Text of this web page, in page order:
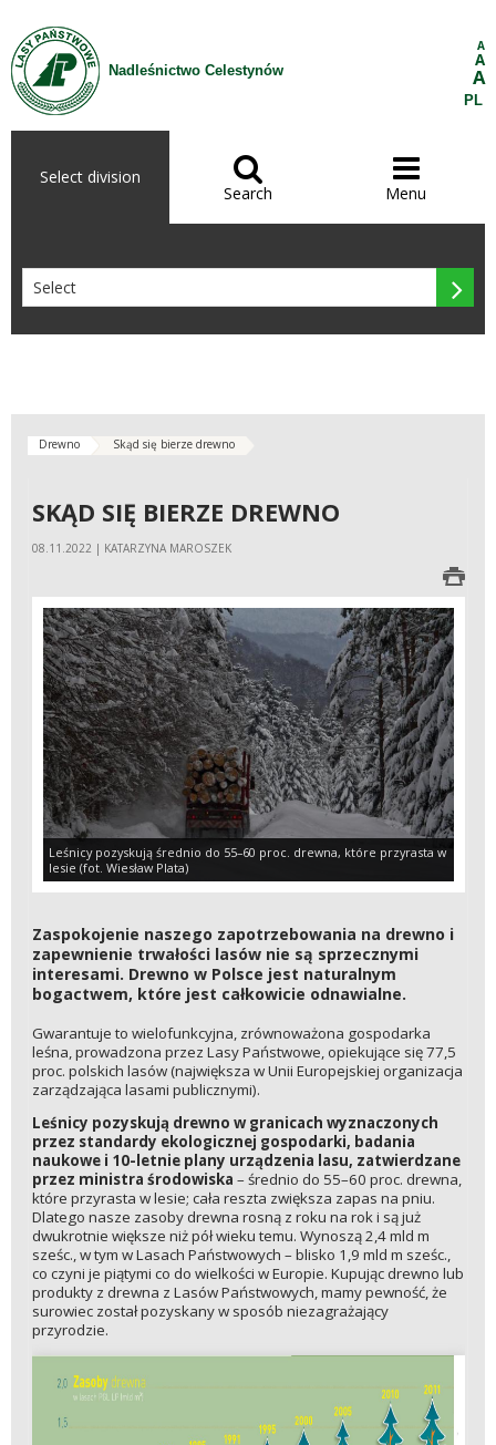
Skip to Content
Nadleśnictwo Celestynów
A
A
A
PL
Select division 
Search

Menu

Drewno Skąd się bierze drewno
SKĄD SIĘ BIERZE DREWNO
08.11.2022 | KATARZYNA MAROSZEK
Leśnicy pozyskują średnio do 55–60 proc. drewna, które przyrasta w
lesie (fot. Wiesław Plata)
Zaspokojenie naszego zapotrzebowania na drewno i
zapewnienie trwałości lasów nie są sprzecznymi
interesami. Drewno w Polsce jest naturalnym
bogactwem, które jest całkowicie odnawialne.
Gwarantuje to wielofunkcyjna, zrównoważona gospodarka
leśna, prowadzona przez Lasy Państwowe, opiekujące się 77,5
proc. polskich lasów (największa w Unii Europejskiej organizacja
zarządzająca lasami publicznymi).
Leśnicy pozyskują drewno w granicach wyznaczonych
przez standardy ekologicznej gospodarki, badania
naukowe i 10-letnie plany urządzenia lasu, zatwierdzane
przez ministra środowiska – średnio do 55–60 proc. drewna,
które przyrasta w lesie; cała reszta zwiększa zapas na pniu.
Dlatego nasze zasoby drewna rosną z roku na rok i są już
dwukrotnie większe niż pół wieku temu. Wynoszą 2,4 mld m
sześc., w tym w Lasach Państwowych – blisko 1,9 mld m sześc.,
co czyni je piątymi co do wielkości w Europie. Kupując drewno lub
produkty z drewna z Lasów Państwowych, mamy pewność, że
surowiec został pozyskany w sposób niezagrażający
przyrodzie.